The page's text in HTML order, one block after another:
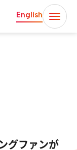
English
グファンが